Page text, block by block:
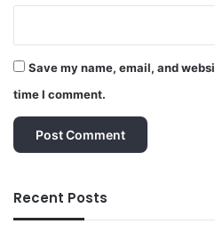
Save my name, email, and
time I comment.
Recent Posts